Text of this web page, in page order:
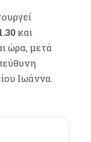
και
ώρα, μετά
Ιωάννα.